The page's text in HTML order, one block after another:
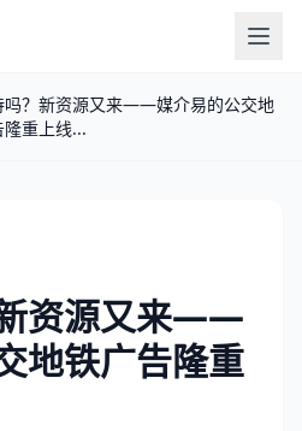
吗？新资源又来——媒介易的公交地
隆重上线...
资源又来——
地铁广告隆重